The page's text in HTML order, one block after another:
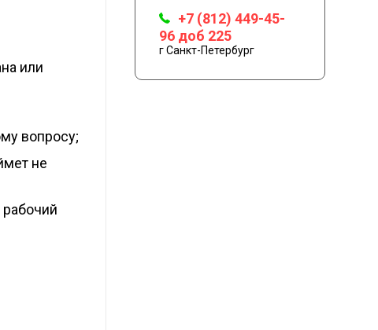
или
вопросу;
не
+7 (812) 449-45-
96 доб 225
г Санкт-Петербург